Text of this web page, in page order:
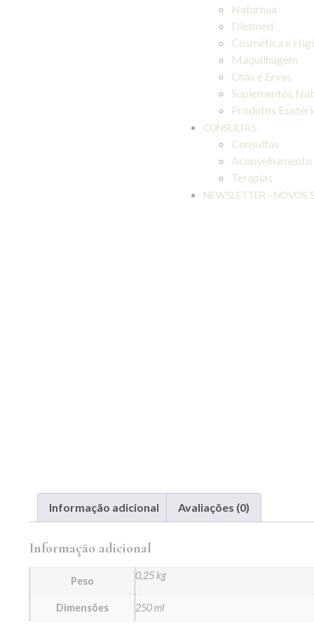
Naturnua
Dietmed
Cosmética e
Maquilhagem
Chás e Ervas
Suplementos
Produtos
CONSULTAS
Consultas
Terapias
NEWSLETTER – NOVOS
Informação adicional Avaliações (0)
Informação adicional
Peso 0,25 kg
Dimensões 250 ml